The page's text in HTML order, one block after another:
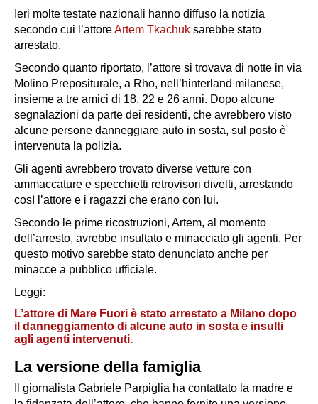
Ieri molte testate nazionali hanno diffuso la notizia
secondo cui l’attoreArtem Tkachuk sarebbe stato
arrestato.
Secondo quanto riportato, l’attore si trovava di notte in via
Molino Prepositurale, a Rho, nell’hinterland milanese,
insieme a tre amici di 18, 22 e 26 anni. Dopo alcune
segnalazioni da parte dei residenti, che avrebbero visto
alcune persone danneggiare auto in sosta, sul posto è
intervenuta la polizia.
Gli agenti avrebbero trovato diverse vetture con
ammaccature e specchietti retrovisori divelti, arrestando
così l’attore e i ragazzi che erano con lui.
Secondo le prime ricostruzioni, Artem, al momento
dell’arresto, avrebbe insultato e minacciato gli agenti. Per
questo motivo sarebbe stato denunciato anche per
minacce a pubblico ufficiale.
Leggi:
L’attore di Mare Fuori è stato arrestato a Milano dopo
il danneggiamento di alcune auto in sosta e insulti
agli agenti intervenuti.
La versione della famiglia
Il giornalista Gabriele Parpiglia ha contattato la madre e